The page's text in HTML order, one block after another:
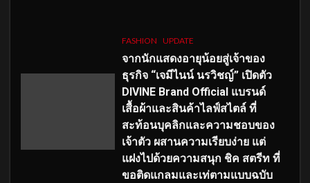
FASHION UPDATE
จากนักแสดงอายุน้อยสู่เจ้าของ
ธุรกิจ “เจมีไนน์ นรวิชญ์” เปิดตัว
DIVINE Brand Official แบรนด์
เสื้อผ้าและสินค้าไลฟ์สไตล์ ที่
สะท้อนบุคลิกและความชอบของ
เจ้าตัว ผสานความเรียบง่าย แต่
แฝงไปด้วยความสนุก ชิค สตรีท ที่
ขอติดแกลมและเท่ตามแบบฉบับ